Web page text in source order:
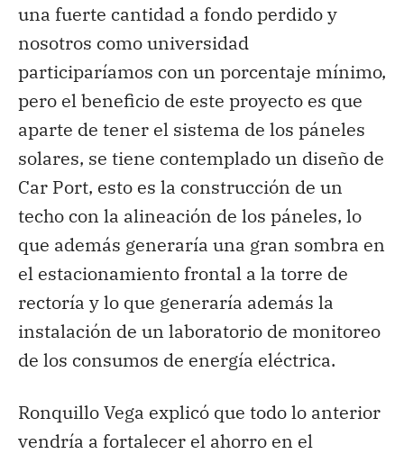
una fuerte cantidad a fondo perdido y
nosotros como universidad
participaríamos con un porcentaje mínimo,
pero el beneficio de este proyecto es que
aparte de tener el sistema de los páneles
solares, se tiene contemplado un diseño de
Car Port, esto es la construcción de un
techo con la alineación de los páneles, lo
que además generaría una gran sombra en
el estacionamiento frontal a la torre de
rectoría y lo que generaría además la
instalación de un laboratorio de monitoreo
de los consumos de energía eléctrica.
Ronquillo Vega explicó que todo lo anterior
vendría a fortalecer el ahorro en el